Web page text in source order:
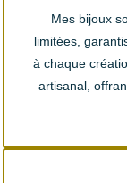
Mes bijoux
limitées,
à chaque
artisanal,